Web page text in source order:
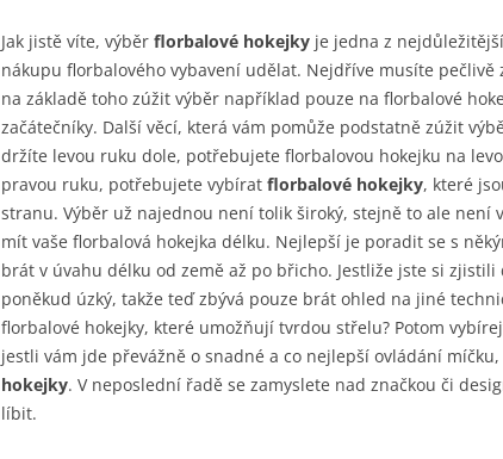
Jak jistě víte, výběr florbalové hokejky je jedna z
nákupu florbalového vybavení udělat. Nejdříve musíte pečlivě
na základě toho zúžit výběr například pouze na florbalové
začátečníky. Další věcí, která vám pomůže podstatně zúžit
držíte levou ruku dole, potřebujete florbalovou hokejku na
pravou ruku, potřebujete vybírat florbalové hokejky, které
stranu. Výběr už najednou není tolik široký, stejně to ale není
mít vaše florbalová hokejka délku. Nejlepší je poradit se s
brát v úvahu délku od země až po břicho. Jestliže jste si zjistili
poněkud úzký, takže teď zbývá pouze brát ohled na jiné
florbalové hokejky, které umožňují tvrdou střelu? Potom
jestli vám jde převážně o snadné a co nejlepší ovládání
hokejky. V neposlední řadě se zamyslete nad značkou či
líbit.